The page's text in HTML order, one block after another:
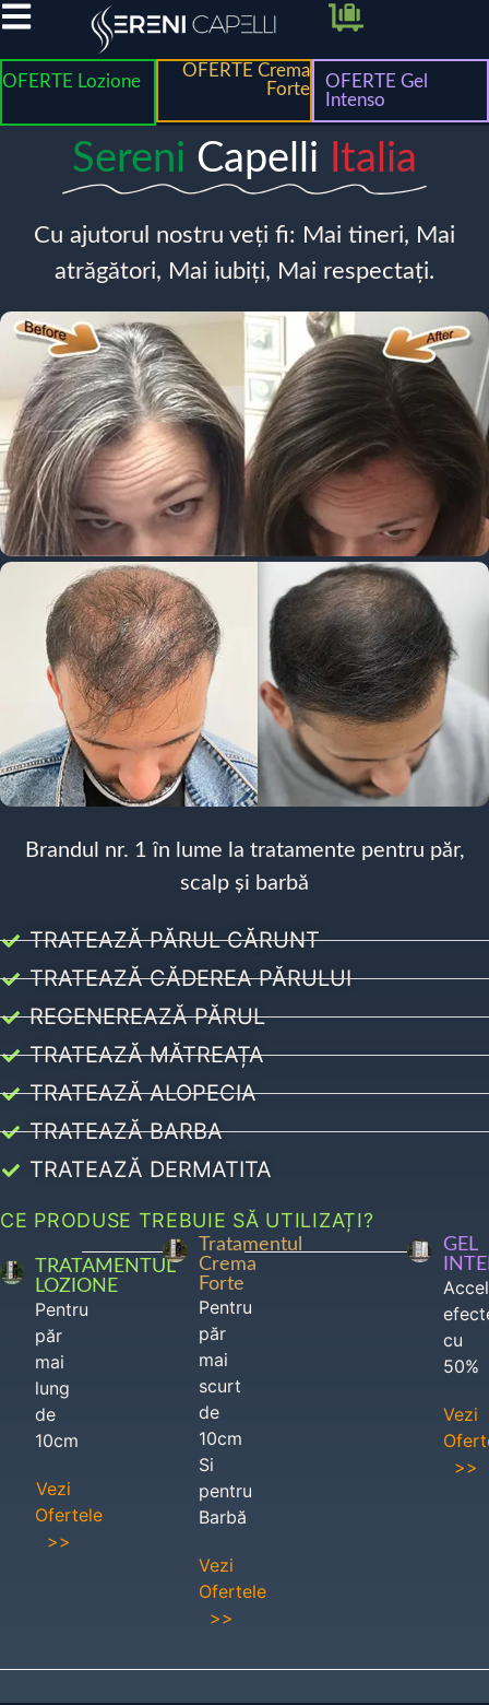
OFERTE Lozione
OFERTE Crema
Forte
OFERTE Gel
Intenso
Sereni Capelli Italia
Cu ajutorul nostru veți fi: Mai tineri, Mai
atrăgători, Mai iubiți, Mai respectați.
Brandul nr. 1 în lume la tratamente pentru păr,
scalp și barbă
TRATEAZĂ PĂRUL CĂRUNT
TRATEAZĂ CĂDEREA PĂRULUI
REGENEREAZĂ PĂRUL
TRATEAZĂ MĂTREAȚA
TRATEAZĂ ALOPECIA
TRATEAZĂ BARBA
TRATEAZĂ DERMATITA
CE PRODUSE TREBUIE SĂ UTILIZAȚI?
TRATAMENTUL
LOZIONE
Pentru
păr
mai
lung
de
10cm
Vezi
Ofertele
>>
Tratamentul
Crema
Forte
Pentru
păr
mai
scurt
de
10cm
Si
pentru
Barbă
Vezi
Ofertele
>>
GEL
cu
50%
Vezi
>>